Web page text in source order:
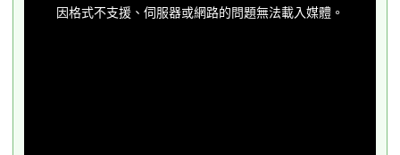
因格式不支援、伺服器或網路的問題無法載入媒體。